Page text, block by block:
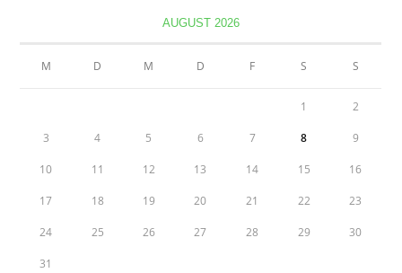
AUGUST 2026
M D M D F S S
1 2
3 4 5 6 7 8 9
10 11 12 13 14 15 16
17 18 19 20 21 22 23
24 25 26 27 28 29 30
31